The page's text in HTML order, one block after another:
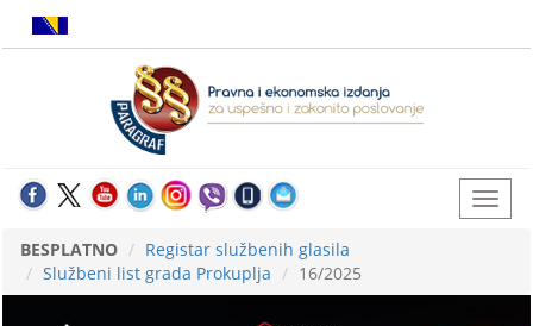
BESPLATNO
Registar službenih glasila
Službeni list grada Prokuplja
16/2025